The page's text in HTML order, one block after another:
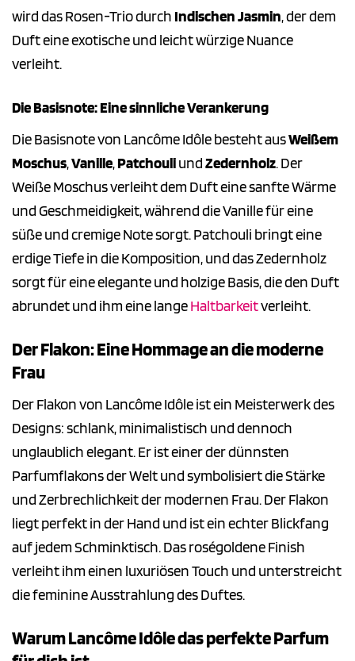
wird das Rosen-Trio durchIndischen Jasmin, der dem
Duft eine exotische und leicht würzige Nuance
verleiht.
Die Basisnote: Eine sinnliche Verankerung
Die Basisnote von Lancôme Idôle besteht ausWeißem
Moschus,Vanille,PatchouliundZedernholz. Der
Weiße Moschus verleiht dem Duft eine sanfte Wärme
und Geschmeidigkeit, während die Vanille für eine
süße und cremige Note sorgt. Patchouli bringt eine
erdige Tiefe in die Komposition, und das Zedernholz
sorgt für eine elegante und holzige Basis, die den Duft
abrundet und ihm eine langeHaltbarkeitverleiht.
Der Flakon: Eine Hommage an die moderne
Frau
Der Flakon von Lancôme Idôle ist ein Meisterwerk des
Designs: schlank, minimalistisch und dennoch
unglaublich elegant. Er ist einer der dünnsten
Parfumflakons der Welt und symbolisiert die Stärke
und Zerbrechlichkeit der modernen Frau. Der Flakon
liegt perfekt in der Hand und ist ein echter Blickfang
auf jedem Schminktisch. Das roségoldene Finish
verleiht ihm einen luxuriösen Touch und unterstreicht
die feminine Ausstrahlung des Duftes.
Warum Lancôme Idôle das perfekte Parfum